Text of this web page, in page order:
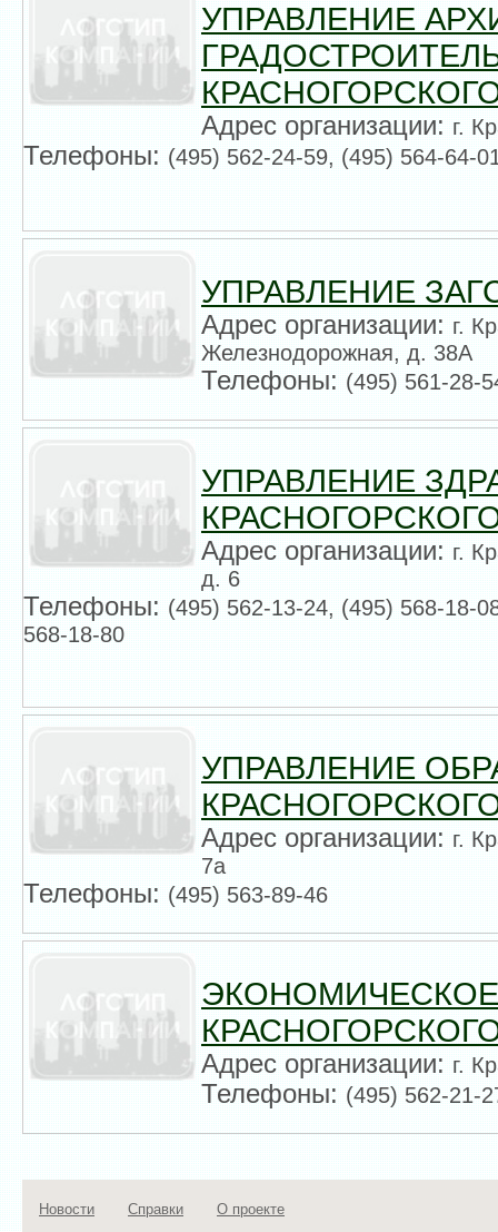
УПРАВЛЕНИЕ
Адрес организации:г.
Телефоны:(495) 562-24-59, (495) 564-64-
УПРАВЛЕНИЕ
Адрес организации:г.
Железнодорожная, д. 38А
Телефоны:(495) 561-28-
УПРАВЛЕНИЕ
Адрес организации:г.
д. 6
Телефоны:(495) 562-13-24, (495) 568-18-
568-18-80
УПРАВЛЕНИЕ
Адрес организации:г.
7а
Телефоны:(495) 563-89-46
Адрес организации:г.
Телефоны:(495) 562-21-
Новости Справки О проекте